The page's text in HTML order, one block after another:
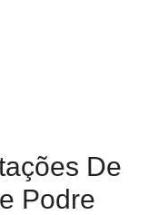
De
Podre